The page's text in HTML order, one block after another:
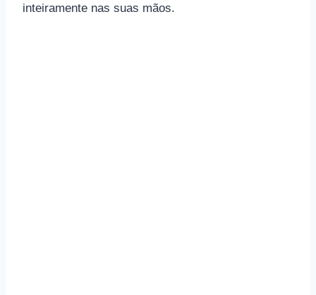
inteiramente nas suas mãos.